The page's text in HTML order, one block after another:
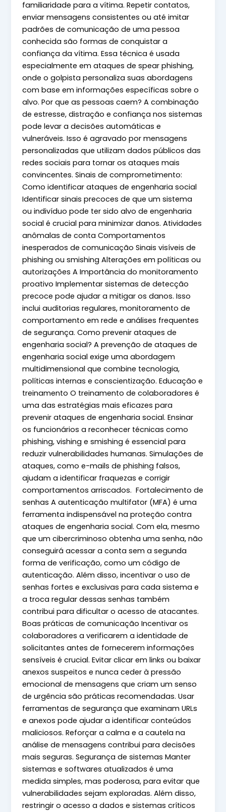
familiaridade para a vítima. Repetir contatos,
enviar mensagens consistentes ou até imitar
padrões de comunicação de uma pessoa
conhecida são formas de conquistar a
confiança da vítima. Essa técnica é usada
especialmente em ataques de spear phishing,
onde o golpista personaliza suas abordagens
com base em informações específicas sobre o
alvo. Por que as pessoas caem? A combinação
de estresse, distração e confiança nos sistemas
pode levar a decisões automáticas e
vulneráveis. Isso é agravado por mensagens
personalizadas que utilizam dados públicos das
redes sociais para tornar os ataques mais
convincentes. Sinais de comprometimento:
Como identificar ataques de engenharia social
Identificar sinais precoces de que um sistema
ou indivíduo pode ter sido alvo de engenharia
social é crucial para minimizar danos. Atividades
anômalas de conta Comportamentos
inesperados de comunicação Sinais visíveis de
phishing ou smishing Alterações em políticas ou
autorizações A Importância do monitoramento
proativo Implementar sistemas de detecção
precoce pode ajudar a mitigar os danos. Isso
inclui auditorias regulares, monitoramento de
comportamento em rede e análises frequentes
de segurança. Como prevenir ataques de
engenharia social? A prevenção de ataques de
engenharia social exige uma abordagem
multidimensional que combine tecnologia,
políticas internas e conscientização. Educação e
treinamento O treinamento de colaboradores é
uma das estratégias mais eficazes para
prevenir ataques de engenharia social. Ensinar
os funcionários a reconhecer técnicas como
phishing, vishing e smishing é essencial para
reduzir vulnerabilidades humanas. Simulações de
ataques, como e-mails de phishing falsos,
ajudam a identificar fraquezas e corrigir
comportamentos arriscados. Fortalecimento de
senhas A autenticação multifator (MFA) é uma
ferramenta indispensável na proteção contra
ataques de engenharia social. Com ela, mesmo
que um cibercriminoso obtenha uma senha, não
conseguirá acessar a conta sem a segunda
forma de verificação, como um código de
autenticação. Além disso, incentivar o uso de
senhas fortes e exclusivas para cada sistema e
a troca regular dessas senhas também
contribui para dificultar o acesso de atacantes.
Boas práticas de comunicação Incentivar os
colaboradores a verificarem a identidade de
solicitantes antes de fornecerem informações
sensíveis é crucial. Evitar clicar em links ou baixar
anexos suspeitos e nunca ceder à pressão
emocional de mensagens que criam um senso
de urgência são práticas recomendadas. Usar
ferramentas de segurança que examinam URLs
e anexos pode ajudar a identificar conteúdos
maliciosos. Reforçar a calma e a cautela na
análise de mensagens contribui para decisões
mais seguras. Segurança de sistemas Manter
sistemas e softwares atualizados é uma
medida simples, mas poderosa, para evitar que
vulnerabilidades sejam exploradas. Além disso,
restringir o acesso a dados e sistemas críticos